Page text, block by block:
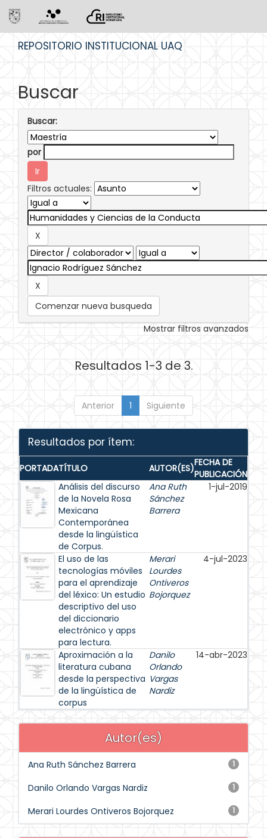
REPOSITORIO INSTITUCIONAL UAQ
Buscar
Buscar:
por
Filtros actuales:
Comenzar nueva busqueda
Mostrar filtros avanzados
Resultados 1-3 de 3.
Anterior 1 Siguiente
Resultados por ítem:
PORTADATÍTULO AUTOR(ES)FECHA DE
PUBLICACIÓN
Análisis del discurso
de la Novela Rosa
Mexicana
Contemporánea
desde la lingüística
de Corpus.
Ana Ruth
Sánchez
Barrera
1-jul-2019
El uso de las
tecnologías móviles
para el aprendizaje
del léxico: Un estudio
descriptivo del uso
del diccionario
electrónico y apps
para lectura.
Merari
Lourdes
Ontiveros
Bojorquez
4-jul-2023
Aproximación a la
literatura cubana
desde la perspectiva
de la lingüística de
corpus
Danilo
Orlando
Vargas
Nardiz
14-abr-2023
Autor(es)
1
Ana Ruth Sánchez Barrera
1
Danilo Orlando Vargas Nardiz
1
Merari Lourdes Ontiveros Bojorquez